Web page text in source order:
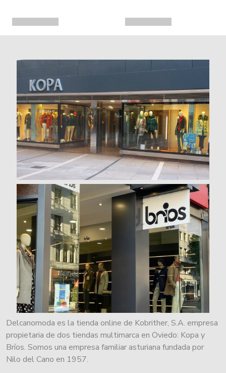
Delcanomoda es la tienda online de Kobrither, S.A. empresa
propietaria de dos tiendas multimarca en Oviedo: Kopa y
Bríos. Somos una empresa familiar asturiana fundada por
Nilo del Cano en 1957.